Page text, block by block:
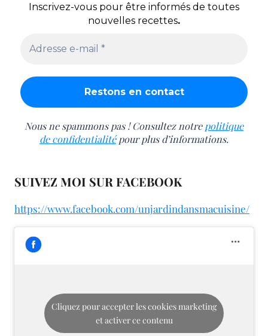
Inscrivez-vous pour être informés de toutes
nouvelles recettes.
Nous ne spammons pas ! Consultez notre politique
de confidentialitépour plus d’informations.
SUIVEZ MOI SUR FACEBOOK
https://www.facebook.com/unjardindansmacuisine/
Cliquez pour accepter les cookies marketing
et activer ce contenu